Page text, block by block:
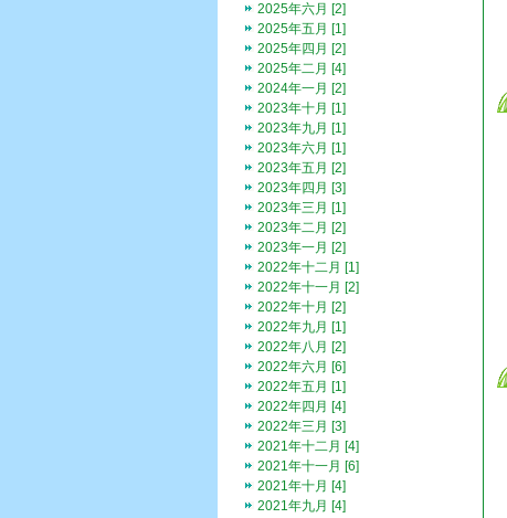
2025年六月 [2]
2025年五月 [1]
2025年四月 [2]
2025年二月 [4]
2024年一月 [2]
2023年十月 [1]
2023年九月 [1]
2023年六月 [1]
2023年五月 [2]
2023年四月 [3]
2023年三月 [1]
2023年二月 [2]
2023年一月 [2]
2022年十二月 [1]
2022年十一月 [2]
2022年十月 [2]
2022年九月 [1]
2022年八月 [2]
2022年六月 [6]
2022年五月 [1]
2022年四月 [4]
2022年三月 [3]
2021年十二月 [4]
2021年十一月 [6]
2021年十月 [4]
2021年九月 [4]